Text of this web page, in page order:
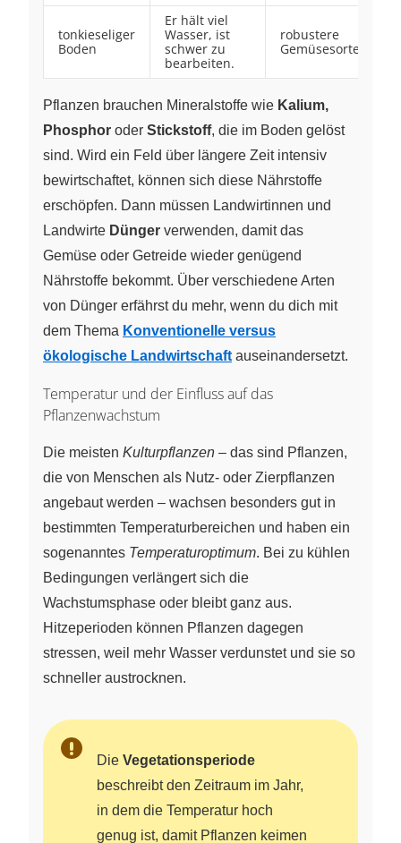
tonkieseliger
Boden
Er hält viel
Wasser, ist
schwer zu
bearbeiten.
robustere
Gemüsesorten
Pflanzen brauchen Mineralstoffe wie Kalium,
Phosphor oder Stickstoff, die im Boden gelöst
sind. Wird ein Feld über längere Zeit intensiv
bewirtschaftet, können sich diese Nährstoffe
erschöpfen. Dann müssen Landwirtinnen und
Landwirte Dünger verwenden, damit das
Gemüse oder Getreide wieder genügend
Nährstoffe bekommt. Über verschiedene Arten
von Dünger erfährst du mehr, wenn du dich mit
dem Thema Konventionelle versus
ökologische Landwirtschaft auseinandersetzt.
Temperatur und der Einfluss auf das
Pflanzenwachstum
Die meisten Kulturpflanzen – das sind Pflanzen,
die von Menschen als Nutz- oder Zierpflanzen
angebaut werden – wachsen besonders gut in
bestimmten Temperaturbereichen und haben ein
sogenanntes Temperaturoptimum. Bei zu kühlen
Bedingungen verlängert sich die
Wachstumsphase oder bleibt ganz aus.
Hitzeperioden können Pflanzen dagegen
stressen, weil mehr Wasser verdunstet und sie so
schneller austrocknen.
Die Vegetationsperiode
beschreibt den Zeitraum im Jahr,
in dem die Temperatur hoch
genug ist, damit Pflanzen keimen